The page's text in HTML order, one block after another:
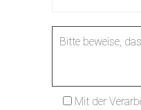
Bitte beweise,
Mit der